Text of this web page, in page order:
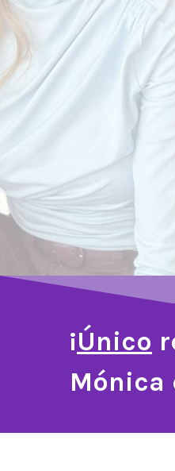
¡Único
Mónica